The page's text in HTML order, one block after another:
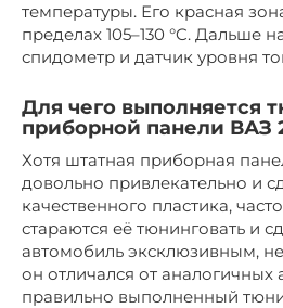
температуры. Его красная
пределах 105–130 °C. Дальше
спидометр и датчик уровня
Для чего выполняется
приборной панели ВАЗ
Хотя штатная приборная
довольно привлекательно и
качественного пластика,
стараются её тюнинговать и
автомобиль эксклюзивным,
он отличался от аналогичных
правильно выполненный